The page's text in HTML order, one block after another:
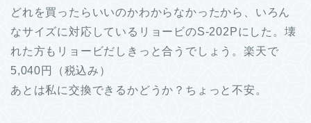
どれを買ったらいいのかわからなかったから、いろん
なサイズに対応しているリョービのS-202Pにした。壊
れた方もリョービだしきっと合うでしょう。楽天で
5,040円（税込み）
あとは私に交換できるかどうか？ちょっと不安。